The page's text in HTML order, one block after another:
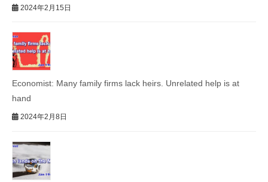
2024年2月15日
Economist: Many family firms lack heirs. Unrelated help is at
hand
2024年2月8日